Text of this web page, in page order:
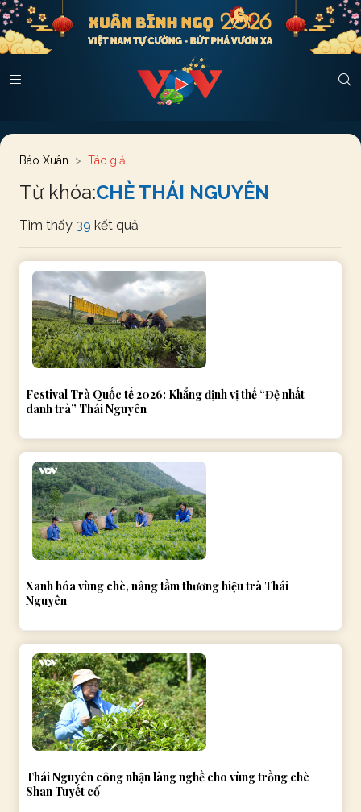
Báo Xuân Tác giả
Từ khóa:CHÈ THÁI NGUYÊN
Tìm thấy 39 kết quả
Festival Trà Quốc tế 2026: Khẳng định vị thế “Đệ nhất
danh trà” Thái Nguyên
Xanh hóa vùng chè, nâng tầm thương hiệu trà Thái
Nguyên
Thái Nguyên công nhận làng nghề cho vùng trồng chè
Shan Tuyết cổ